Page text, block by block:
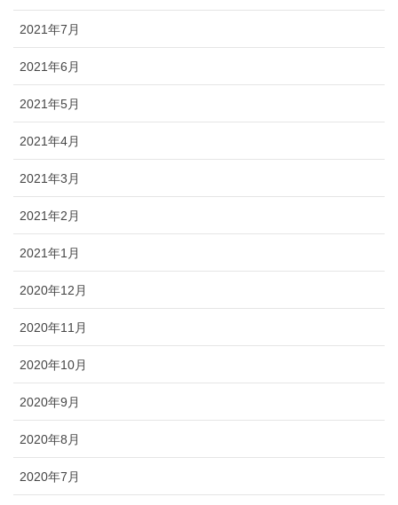
2021年7月
2021年6月
2021年5月
2021年4月
2021年3月
2021年2月
2021年1月
2020年12月
2020年11月
2020年10月
2020年9月
2020年8月
2020年7月